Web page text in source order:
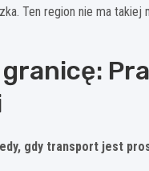
Ten region nie ma
gdy transport jest